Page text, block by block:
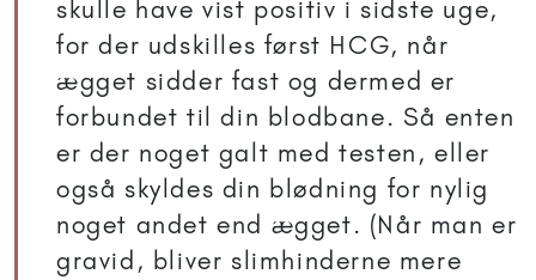
skulle have vist positiv i sidste uge,
for der udskilles først HCG, når
ægget sidder fast og dermed er
forbundet til din blodbane. Så enten
er der noget galt med testen, eller
også skyldes din blødning for nylig
noget andet end ægget. (Når man er
gravid, bliver slimhinderne mere